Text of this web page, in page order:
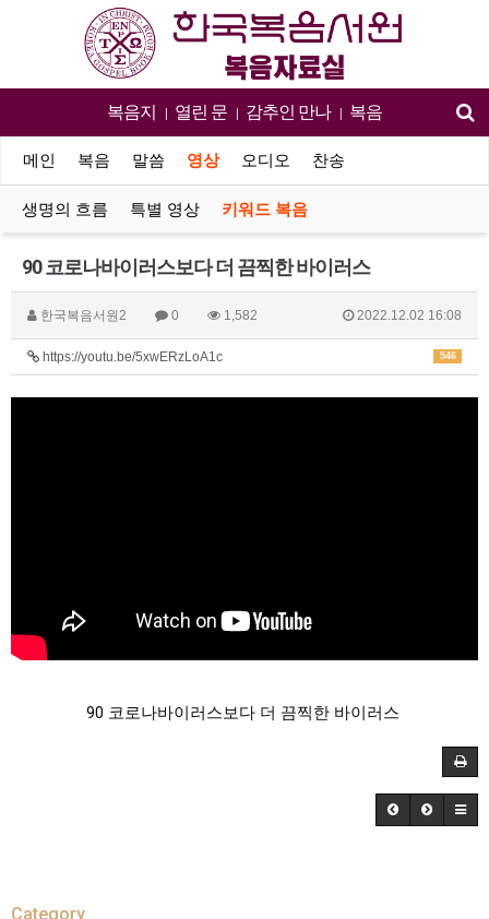
복음지 | 열린 문 | 감추인 만나 | 복음
메인 복음 말씀 영상 오디오 찬송
생명의 흐름 특별 영상 키워드 복음
90 코로나바이러스보다 더 끔찍한 바이러스
한국복음서원2 0 1,582 2022.12.02 16:08
546
https://youtu.be/5xwERzLoA1c
90 코로나바이러스보다 더 끔찍한 바이러스
Category